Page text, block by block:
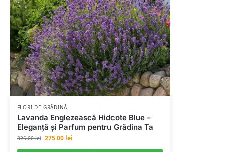
FLORI DE GRĂDINĂ
Lavanda Englezească Hidcote Blue –
Eleganță și Parfum pentru Grădina Ta
325.00lei 275.00 lei